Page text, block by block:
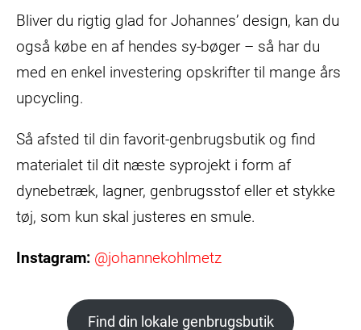
Bliver du rigtig glad for Johannes’ design, kan du
også købe en af hendes sy-bøger – så har du
med en enkel investering opskrifter til mange års
upcycling.
Så afsted til din favorit-genbrugsbutik og find
materialet til dit næste syprojekt i form af
dynebetræk, lagner, genbrugsstof eller et stykke
tøj, som kun skal justeres en smule.
Instagram: @johannekohlmetz
Find din lokale genbrugsbutik